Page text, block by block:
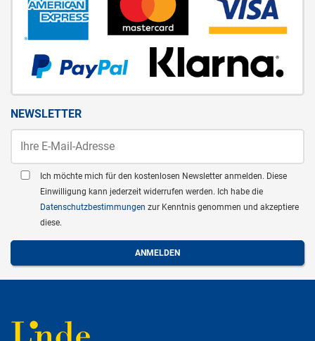
NEWSLETTER
Ich möchte mich für den kostenlosen Newsletter anmelden. Diese
Einwilligung kann jederzeit widerrufen werden. Ich habe die
Datenschutzbestimmungen zur Kenntnis genommen und akzeptiere
diese.